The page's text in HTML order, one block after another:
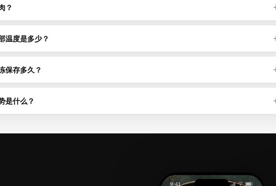
部位和烹饪方式而异。
？
肪，据此可以判断其瘦或肥的程度。每100g脂肪低于10g通常被视为瘦肉。去除可见脂
非油炸，可以进一步降低脂肪含量。
温度是多少？
类烹饪至74°C（165°F），碎肉至71°C（160°F），整块牛肉、猪肉或羊肉至少
3分钟。务必使用肉类温度计确认熟度。
保存多久？
）中可保存1-2天，在冷冻室（-18°C）中根据部位可保存4-12个月。熟食剩余物冷藏可
使用密封容器以防冻伤。
是什么？